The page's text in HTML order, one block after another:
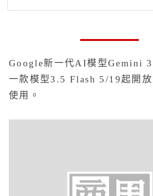
Google新一代AI模型Gemini
一款模型3.5 Flash 5/19起開放
使用。